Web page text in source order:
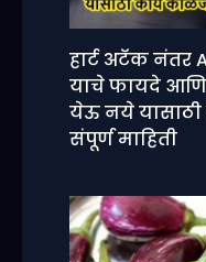
हार्ट अटॅक नंतर
याचे फायदे
येऊ नये यासाठी
संपूर्ण माहिती